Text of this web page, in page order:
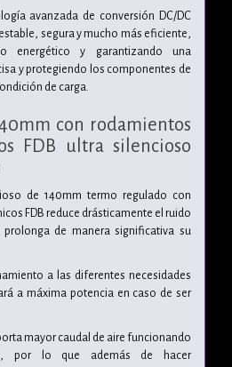
avanzada de conversión DC/DC
segura y mucho más eficiente,
energético y garantizando una
y protegiendo los componentes de
de carga.
con rodamientos
FDB ultra silencioso
de 140mm termo regulado con
FDB reduce drásticamente el ruido
de manera significativa su
a las diferentes necesidades
a máxima potencia en caso de ser
mayor caudal de aire funcionando
por lo que además de hacer